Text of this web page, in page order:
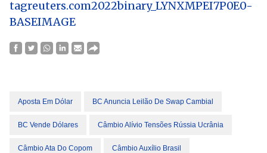
Aposta Em Dólar BC Anuncia Leilão De Swap Cambial
BC Vende Dólares Câmbio Alívio Tensões Rússia Ucrânia
Câmbio Ata Do Copom Câmbio Auxílio Brasil